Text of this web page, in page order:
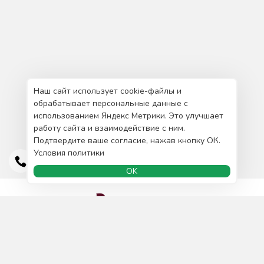
Наш сайт использует cookie-файлы и
обрабатывает персональные данные с
использованием Яндекс Метрики. Это улучшает
работу сайта и взаимодействие с ним.
Подтвердите ваше согласие, нажав кнопку ОК.
Условия политики
OK